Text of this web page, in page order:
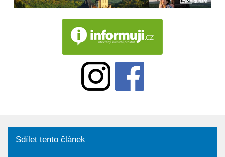
Sdílet tento článek